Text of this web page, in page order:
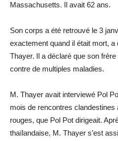
Massachusetts. Il avait 62 ans.
Son corps a été retrouvé le 3
exactement quand il était mort,
Thayer. Il a déclaré que son
contre de multiples maladies.
M. Thayer avait interviewé Pol
mois de rencontres
rouges, que Pol Pot dirigeait.
thaïlandaise, M. Thayer s’est